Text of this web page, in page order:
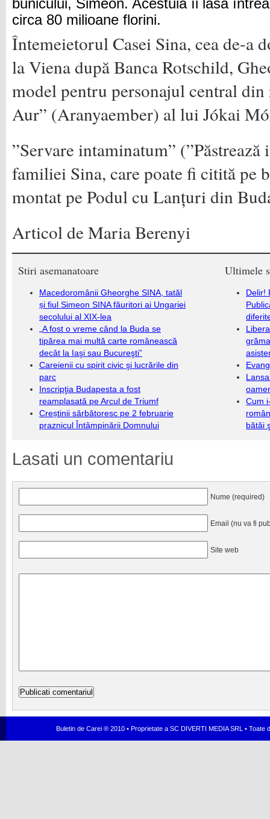
bunicului, Simeon. Acestuia îi lăsă
circa 80 milioane florini.
Întemeietorul Casei Sina, cea de-a
la Viena după Banca Rotschild,
model pentru personajul central
Aur” (Aranyaember) al lui Jókai
”Servare intaminatum” (”Păstrează
familiei Sina, care poate fi citită pe
montat pe Podul cu Lanțuri din
Articol de Maria Berenyi
Stiri asemanatoare
Macedoromânii Gheorghe SINA, tatăl
și fiul Simeon SINA făuritori ai Ungariei
secolului al XIX-lea
„A fost o vreme când la Buda se
tipărea mai multă carte românească
decât la Iaşi sau Bucureşti”
Careienii cu spirit civic şi lucrările din
parc
Inscripţia Budapesta a fost
reamplasată pe Arcul de Triumf
Creștinii sărbătoresc pe 2 februarie
praznicul Întâmpinării Domnului
Ultimele
Delir!
Cum
bătăi
Lasati un comentariu
Nume (required)
Email (nu va fi
Site web
Buletin de Carei ® 2010 • Proprietate a SC DIVERTI MEDIA SRL •